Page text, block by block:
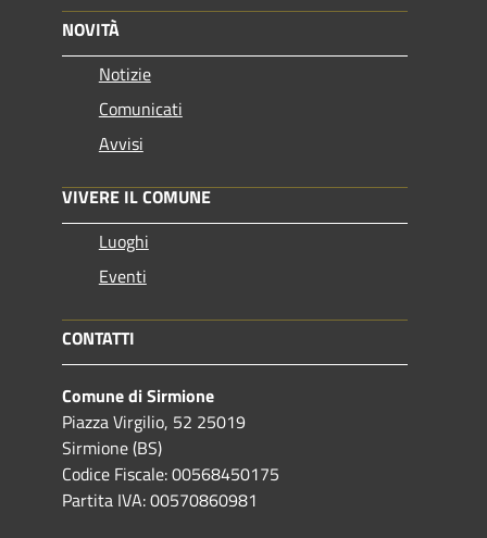
NOVITÀ
Notizie
Comunicati
Avvisi
VIVERE IL COMUNE
Luoghi
Eventi
CONTATTI
Comune di Sirmione
Piazza Virgilio, 52 25019
Sirmione (BS)
Codice Fiscale: 00568450175
Partita IVA: 00570860981